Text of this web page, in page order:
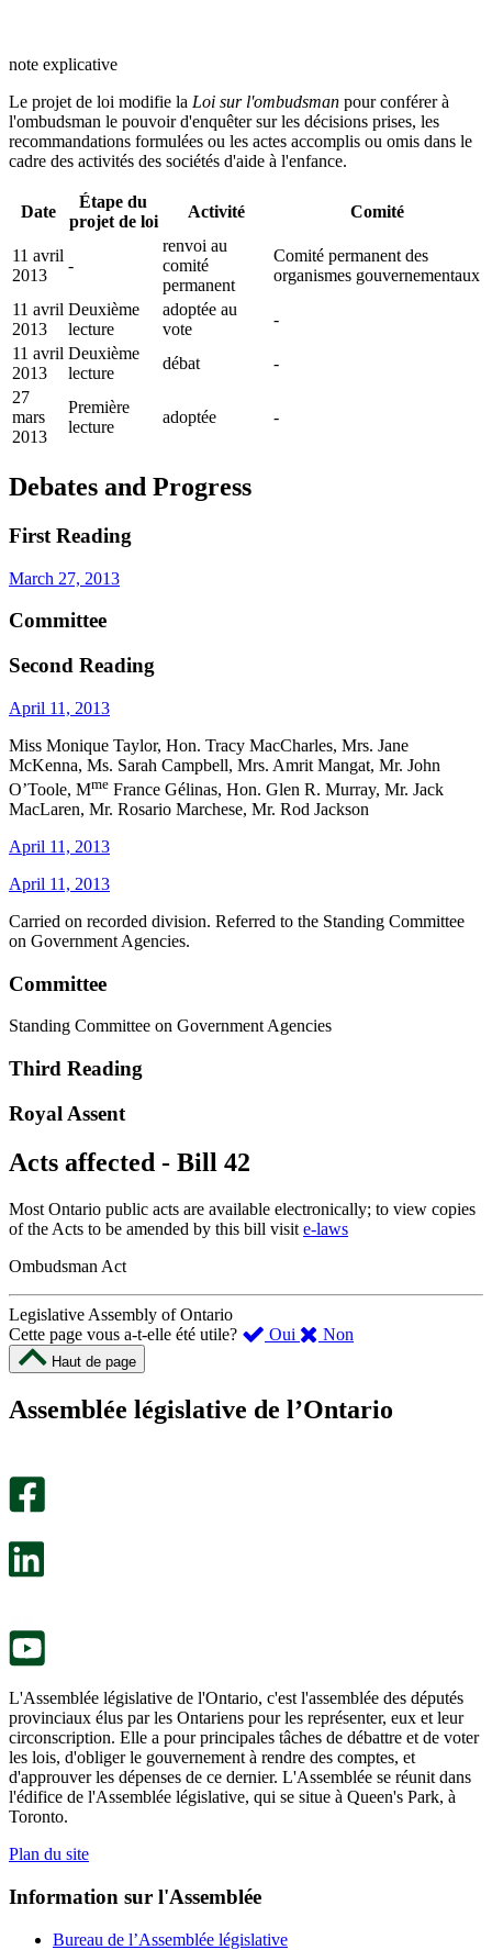
note explicative
Le projet de loi modifie la Loi sur l'ombudsman pour conférer à
l'ombudsman le pouvoir d'enquêter sur les décisions prises, les
recommandations formulées ou les actes accomplis ou omis dans le
cadre des activités des sociétés d'aide à l'enfance.
Date
Étape du
projet de loi
Activité Comité
11 avril
2013
-
renvoi au
comité
permanent
Comité permanent des
organismes gouvernementaux
11 avril
2013
Deuxième
lecture
adoptée au
vote
-
11 avril
2013
Deuxième
lecture
débat
-
27
mars
2013
Première
lecture
adoptée -
Debates and Progress
First Reading
March 27, 2013
Committee
Second Reading
April 11, 2013
Miss Monique Taylor, Hon. Tracy MacCharles, Mrs. Jane
McKenna, Ms. Sarah Campbell, Mrs. Amrit Mangat, Mr. John
O’Toole, Mme France Gélinas, Hon. Glen R. Murray, Mr. Jack
MacLaren, Mr. Rosario Marchese, Mr. Rod Jackson
April 11, 2013
April 11, 2013
Carried on recorded division. Referred to the Standing Committee
on Government Agencies.
Committee
Standing Committee on Government Agencies
Third Reading
Royal Assent
Acts affected - Bill 42
Most Ontario public acts are available electronically; to view copies
of the Acts to be amended by this bill visit e-laws
Ombudsman Act
Legislative Assembly of Ontario
Cette page vous a-t-elle été utile?
Oui ,
été
Non
m’a
Haut de page
Assemblée législative de l’Ontario
L'Assemblée législative de l'Ontario, c'est l'assemblée des députés
provinciaux élus par les Ontariens pour les représenter, eux et leur
circonscription. Elle a pour principales tâches de débattre et de voter
les lois, d'obliger le gouvernement à rendre des comptes, et
d'approuver les dépenses de ce dernier. L'Assemblée se réunit dans
l'édifice de l'Assemblée législative, qui se situe à Queen's Park, à
Toronto.
Plan du site
Information sur l'Assemblée
Bureau de l’Assemblée législative